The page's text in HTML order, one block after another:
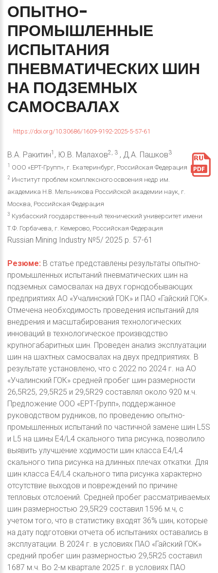
ОПЫТНО-
ПРОМЫШЛЕННЫЕ
ИСПЫТАНИЯ
ПНЕВМАТИЧЕСКИХ ШИН
НА ПОДЗЕМНЫХ
САМОСВАЛАХ
https://doi.org/10.30686/1609-9192-2025-5-57-61
В.А. Ракитин1 , Ю.В. Малахов2, 3 , Д.А. Пашков3
1 ООО «ЕРТ-Групп», г. Екатеринбург, Российская Федерация
2 Институт проблем комплексного освоения недр им.
академика Н.В. Мельникова Российской академии наук, г.
Москва, Российская Федерация
3 Кузбасский государственный технический университет имени
Т.Ф. Горбачева, г. Кемерово, Российская Федерация
Russian Mining Industry №5/ 2025 p. 57-61
Резюме: В статье представлены результаты опытно-
промышленных испытаний пневматических шин на
подземных самосвалах на двух горнодобывающих
предприятиях АО «Учалинский ГОК» и ПАО «Гайский ГОК».
Отмечена необходимость проведения испытаний для
внедрения и масштабирования технологических
инноваций в технологическое производство
крупногабаритных шин. Проведен анализ эксплуатации
шин на шахтных самосвалах на двух предприятиях. В
результате установлено, что с 2022 по 2024 г. на АО
«Учалинский ГОК» средней пробег шин размерности
26,5R25, 29,5R25 и 29,5R29 составлял около 920 м.ч.
Предложение ООО «ЕРТ-Групп», поддержанное
руководством рудников, по проведению опытно-
промышленных испытаний по частичной замене шин L5S
и L5 на шины Е4/L4 скального типа рисунка, позволило
выявить улучшение ходимости шин класса Е4/L4
скального типа рисунка на длинных плечах откатки. Для
шин класса Е4/L4 скального типа рисунка характерно
отсутствие выходов и повреждений по причине
тепловых отслоений. Средней пробег рассматриваемых
шин размерностью 29,5R29 составил 1596 м.ч, с
учетом того, что в статистику входят 36% шин, которые
на дату подготовки отчета об испытаниях оставались в
эксплуатации. В 2024 г. в условиях ПАО «Гайский ГОК»
средний пробег шин размерностью 29,5R25 составил
1687 м.ч. Во 2-м квартале 2025 г. в условиях ПАО